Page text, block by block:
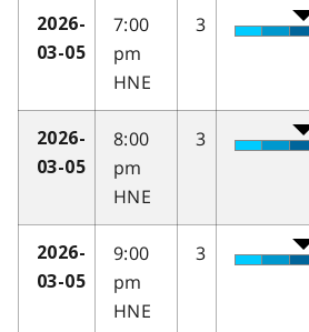
2026-
03-05
7:00
pm
HNE
3
2026-
03-05
8:00
pm
HNE
3
2026-
03-05
9:00
pm
HNE
3